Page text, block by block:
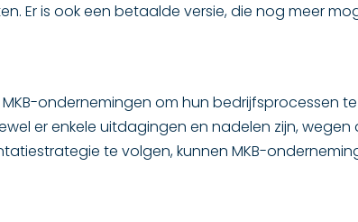
Er is ook een betaalde versie, die nog meer
ondernemingen om hun bedrijfsprocessen
er enkele uitdagingen en nadelen zijn,
te volgen, kunnen MKB-